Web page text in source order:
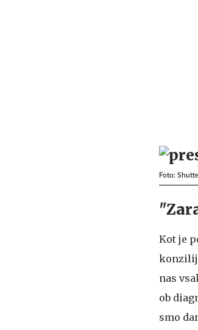
Foto:
Kot je
nas
ob
smo